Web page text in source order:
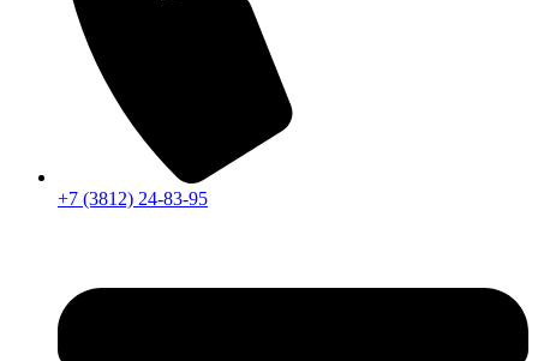
+7 (3812) 24-83-95